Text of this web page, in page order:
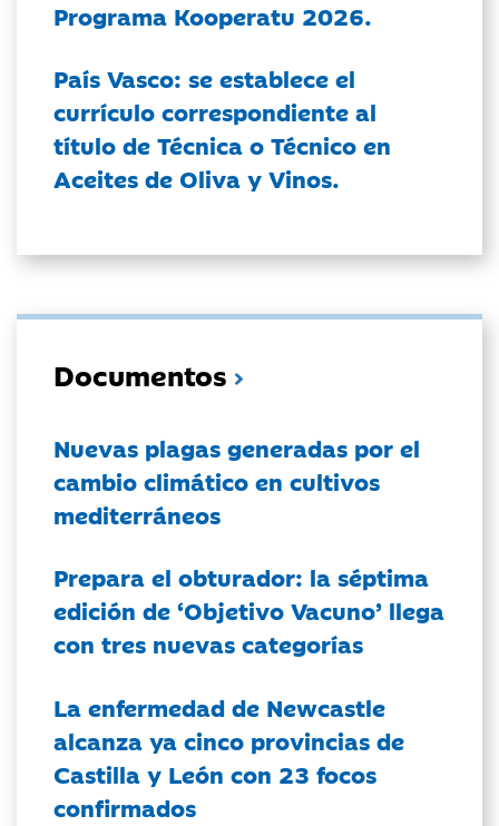
Programa Kooperatu 2026.
País Vasco: se establece el
currículo correspondiente al
título de Técnica o Técnico en
Aceites de Oliva y Vinos.
Documentos
Nuevas plagas generadas por el
cambio climático en cultivos
mediterráneos
Prepara el obturador: la séptima
edición de ‘Objetivo Vacuno’ llega
con tres nuevas categorías
La enfermedad de Newcastle
alcanza ya cinco provincias de
Castilla y León con 23 focos
confirmados